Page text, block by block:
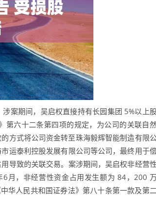
案期间，吴启权直接持有长园集团 5%以上
第六十二条第四项的规定，为公司的关联自
方式将公司资金转至珠海毅辉智能制造有限
运泰利控股发展有限公司等公司，最终用于
导致的关联交易。案涉期间，吴启权非经营性
月，非经营性资金占用发生额为 84，200 万
华人民共和国证券法》第八十条第一款及第